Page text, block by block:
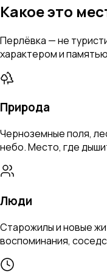
Какое это
Перлёвка — не
характером и памятью
Природа
Черноземные поля,
небо. Место, где
Люди
Старожилы и новые
воспоминания,